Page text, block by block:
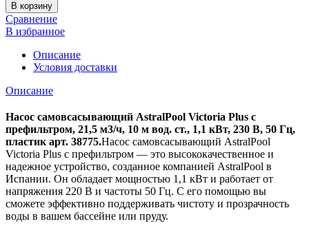
В корзину
Сравнение
В избранное
Описание
Условия доставки
Описание
Насос самовсасывающий AstralPool Victoria Plus с
префильтром, 21,5 м3/ч, 10 м вод. ст., 1,1 кВт, 230 В, 50 Гц,
пластик арт. 38775.Насос самовсасывающий AstralPool
Victoria Plus с префильтром — это высококачественное и
надежное устройство, созданное компанией AstralPool в
Испании. Он обладает мощностью 1,1 кВт и работает от
напряжения 220 В и частоты 50 Гц. С его помощью вы
сможете эффективно поддерживать чистоту и прозрачность
воды в вашем бассейне или пруду.